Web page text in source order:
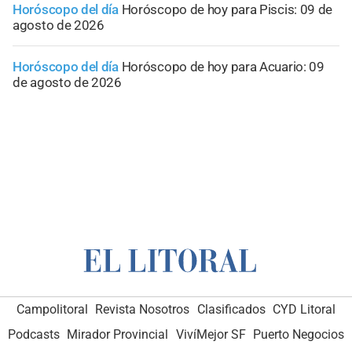
Horóscopo del día Horóscopo de hoy para Piscis: 09 de
agosto de 2026
Horóscopo del día Horóscopo de hoy para Acuario: 09
de agosto de 2026
Campolitoral Revista Nosotros Clasificados CYD Litoral
Podcasts Mirador Provincial VivíMejor SF Puerto Negocios